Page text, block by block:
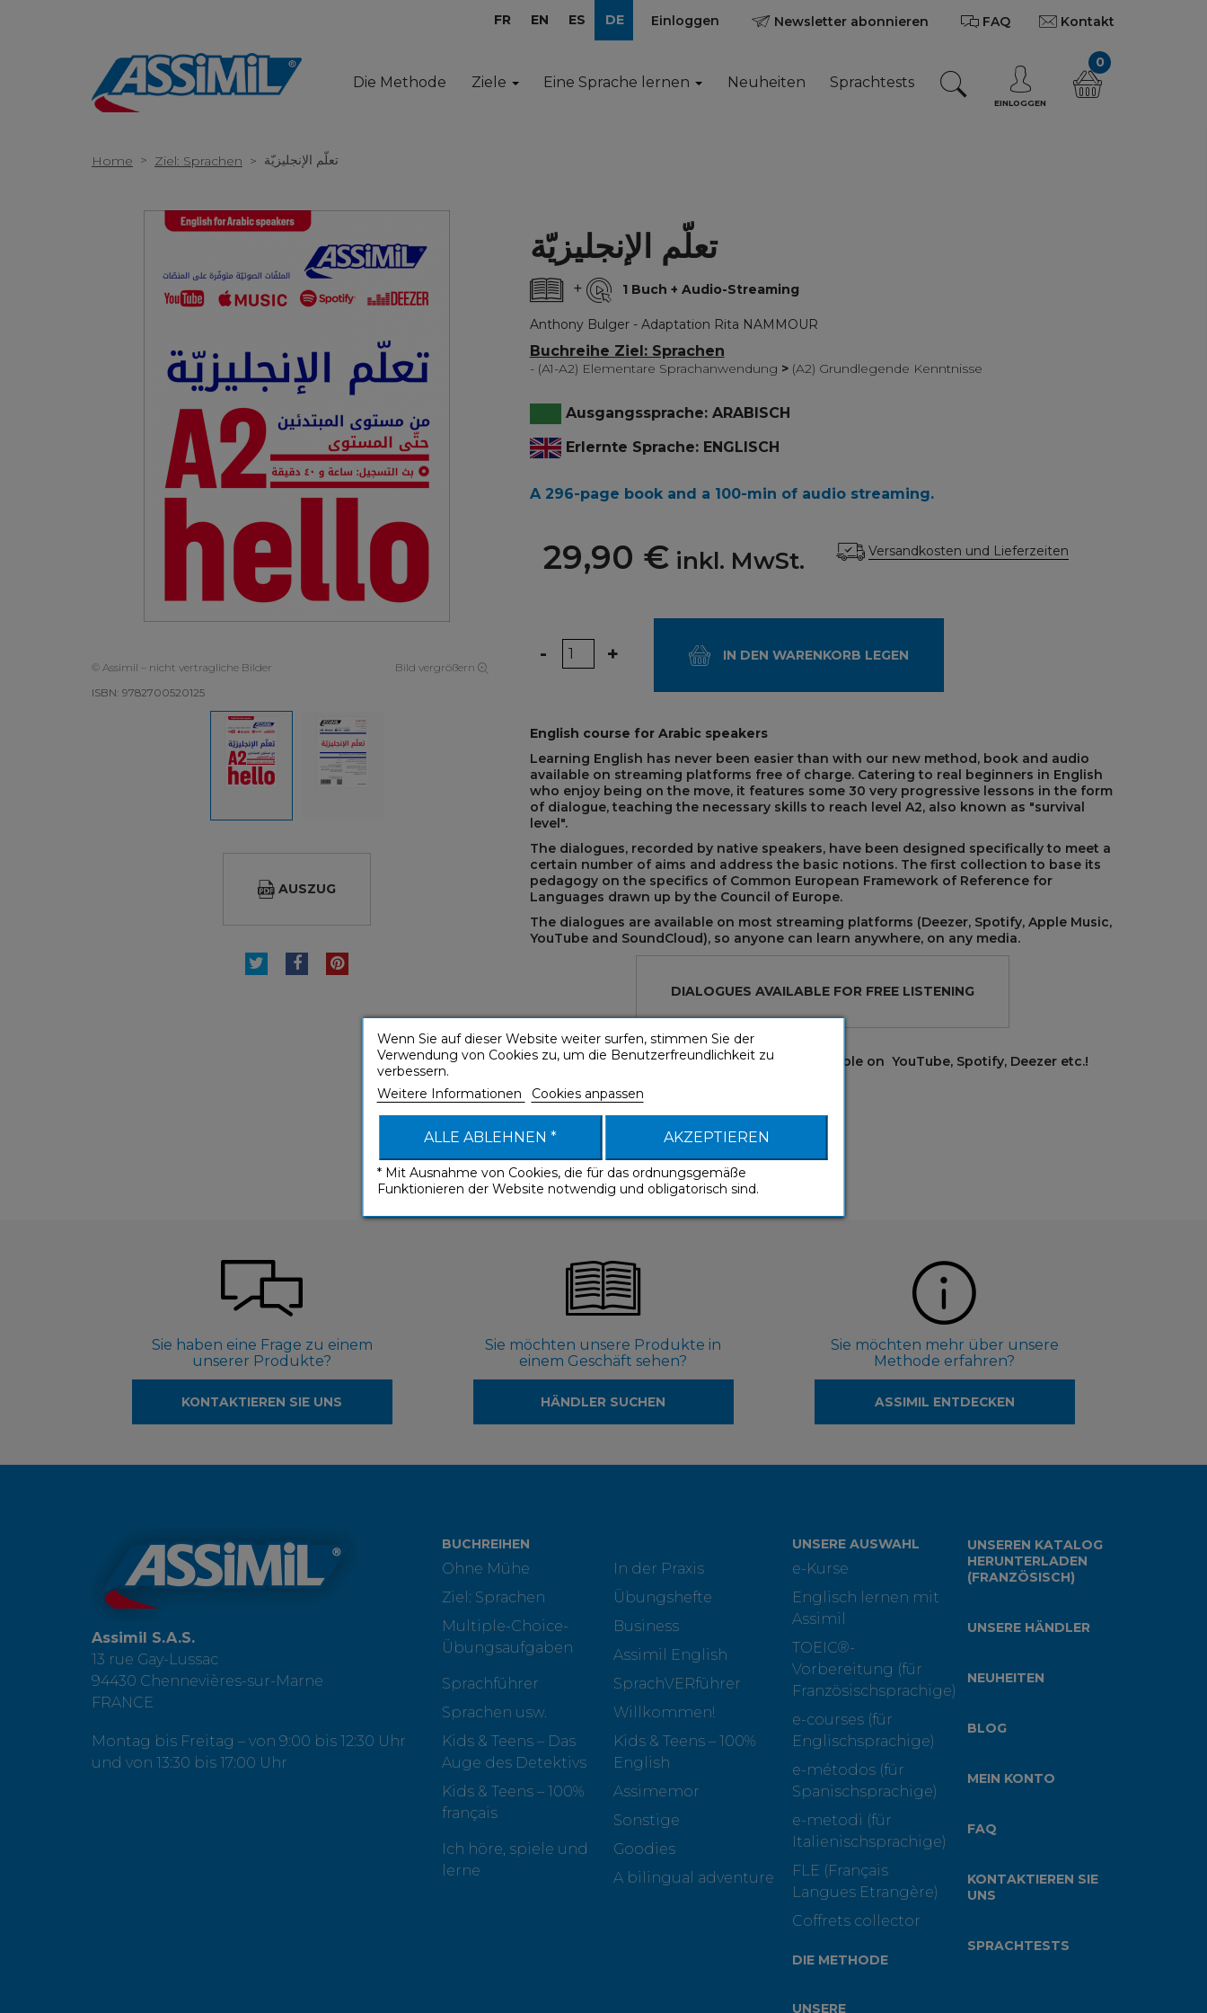
FR EN ES DE Einloggen Newsletter abonnieren FAQ Kontakt
Die Methode Ziele Eine Sprache lernen Neuheiten Sprachtests
EINLOGGEN
0
Home > Ziel: Sprachen > تعلّم الإنجليزيّة
© Assimil – nicht vertragliche Bilder
Bild vergrößern
ISBN: 9782700520125
AUSZUG
TWEETTEILENPINTEREST
تعلّم الإنجليزيّة
+ 1 Buch + Audio-Streaming
Anthony Bulger - Adaptation Rita NAMMOUR
Buchreihe Ziel: Sprachen
- (A1-A2) Elementare Sprachanwendung >(A2) Grundlegende Kenntnisse
Ausgangssprache: ARABISCH
Erlernte Sprache: ENGLISCH
A 296-page book and a 100-min of audio streaming.
29,90 €inkl. MwSt. Versandkosten und Lieferzeiten
Menge
- + IN DEN WARENKORB LEGEN
English course for Arabic speakers
Learning English has never been easier than with our new method, book and audio
available on streaming platforms free of charge. Catering to real beginners in English
who enjoy being on the move, it features some 30 very progressive lessons in the form
of dialogue, teaching the necessary skills to reach level A2, also known as "survival
level".
The dialogues, recorded by native speakers, have been designed specifically to meet a
certain number of aims and address the basic notions. The first collection to base its
pedagogy on the specifics of Common European Framework of Reference for
Languages drawn up by the Council of Europe.
The dialogues are available on most streaming platforms (Deezer, Spotify, Apple Music,
YouTube and SoundCloud), so anyone can learn anywhere, on any media.
DIALOGUES AVAILABLE FOR FREE LISTENING
Catering to beginners to reach level A2
30 dialogues and 1 hr 40 min audio available on YouTube, Spotify, Deezer etc.!
Sie haben eine Frage zu einem
unserer Produkte?
KONTAKTIEREN SIE UNS
Sie möchten unsere Produkte in
einem Geschäft sehen?
HÄNDLER SUCHEN
Sie möchten mehr über unsere
Methode erfahren?
ASSIMIL ENTDECKEN
Assimil S.A.S.
13 rue Gay-Lussac
94430 Chennevières-sur-Marne
FRANCE
Montag bis Freitag – von 9:00 bis 12:30 Uhr
und von 13:30 bis 17:00 Uhr
BUCHREIHEN
Ohne Mühe
In der Praxis
Ziel: Sprachen
Übungshefte
Multiple-Choice-
Übungsaufgaben
Business
Assimil English
Sprachführer
SprachVERführer
Sprachen usw.
Willkommen!
Kids & Teens – Das
Auge des Detektivs
Kids & Teens – 100%
English
Kids & Teens – 100%
français
Assimemor
Sonstige
Ich höre, spiele und
lerne
Goodies
A bilingual adventure
UNSERE AUSWAHL
e-Kurse
Englisch lernen mit
Assimil
TOEIC®-
Vorbereitung (für
Französischsprachige)
e-courses (für
Englischsprachige)
e-métodos (für
Spanischsprachige)
e-metodi (für
Italienischsprachige)
FLE (Français
Langues Etrangère)
Coffrets collector
DIE METHODE
UNSERE
UNSEREN KATALOG
HERUNTERLADEN
(FRANZÖSISCH)
UNSERE HÄNDLER
NEUHEITEN
BLOG
MEIN KONTO
FAQ
KONTAKTIEREN SIE
UNS
SPRACHTESTS
Wenn Sie auf dieser Website weiter surfen, stimmen Sie der
Verwendung von Cookies zu, um die Benutzerfreundlichkeit zu
verbessern.
Weitere Informationen
Cookies anpassen
ALLE ABLEHNEN * AKZEPTIEREN
* Mit Ausnahme von Cookies, die für das ordnungsgemäße
Funktionieren der Website notwendig und obligatorisch sind.